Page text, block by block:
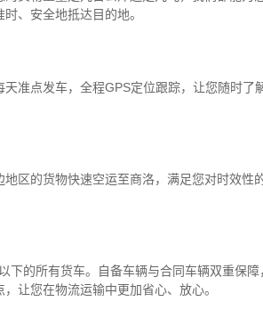
、安全地抵达目的地。
准点发车，全程GPS定位跟踪，让您随时了
区的货物快速空运至商洛，满足您对时效性
的所有货车。自备车辆与合同车辆双重保
让您在物流运输中更加省心、放心。